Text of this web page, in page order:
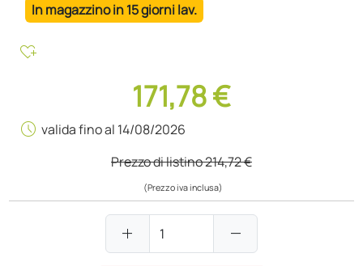
In magazzino in 15 giorni lav.
heart_plus
171,78 €
schedule valida fino al 14/08/2026
Prezzo di listino214,72 €
(Prezzo iva inclusa)
add remove